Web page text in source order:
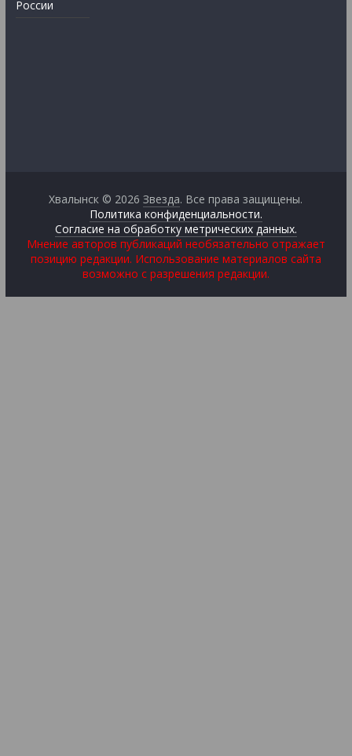
России
Хвалынск © 2026Звезда. Все права защищены.
Политика конфиденциальности.
Согласие на обработку метрических данных.
Мнение авторов публикаций необязательно отражает
позицию редакции. Использование материалов сайта
возможно с разрешения редакции.